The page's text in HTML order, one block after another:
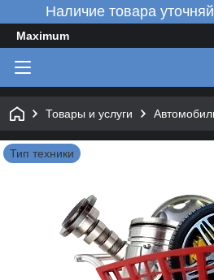
Наличие товара
Maximum
Товары и услуги
Тип техники